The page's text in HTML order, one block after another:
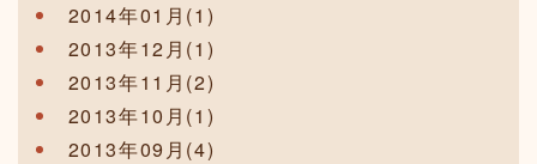
2014年01月(1)
2013年12月(1)
2013年11月(2)
2013年10月(1)
2013年09月(4)